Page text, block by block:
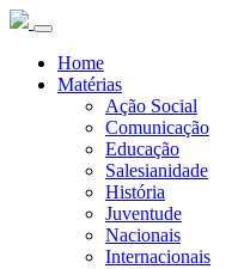
Home
Matérias
Ação Social
Comunicação
Educação
Salesianidade
História
Juventude
Nacionais
Internacionais